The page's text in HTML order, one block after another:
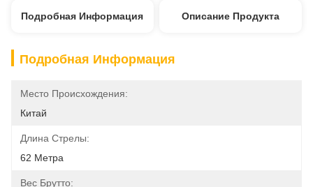
Подробная Информация Описание Продукта
Подробная Информация
Место Происхождения:
Китай
Длина Стрелы:
62 Метра
Вес Брутто: